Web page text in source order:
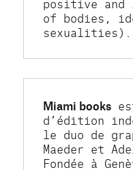
positive
of bodies,
sexualities).
Miami books
d’édition
le duo de
Maeder et
Fondée à